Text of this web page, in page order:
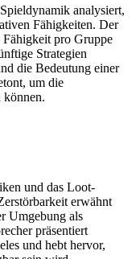
analysiert,
Fähigkeiten. Der
Fähigkeit pro Gruppe
Strategien
die Bedeutung einer
um die
können.
und das Loot-
erwähnt
Umgebung als
präsentiert
und hebt hervor,